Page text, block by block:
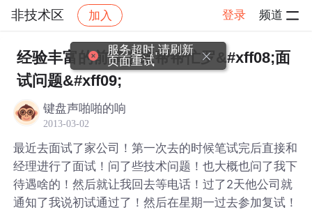
非技术区 加入 登录 频道
社区 非技术区 帖子详情
经验丰富的前辈进来帮帮忙罗&#xff08;面
试问题&#xff09;
键盘声啪啪的响
2013-03-02
最近去面试了家公司！第一次去的时候笔试完后直接和
经理进行了面试！问了些技术问题！也大概也问了我下
待遇啥的！然后就让我回去等电话！过了2天他公司就
通知了我说初试通过了！然后在星期一过去参加复试！
服务超时,请刷新
页面重试